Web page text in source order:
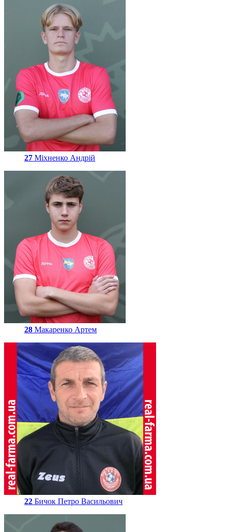
27 Міхненко Андрій
28 Макаренко Артем
22 Бичок Петро Васильович